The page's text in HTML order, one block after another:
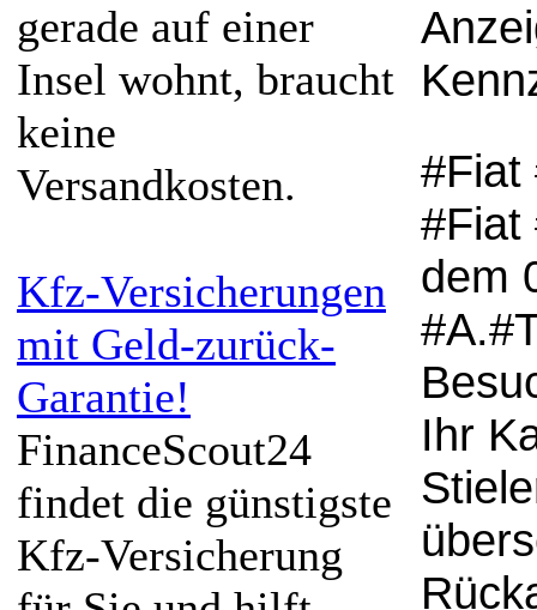
gerade auf einer
Insel wohnt, braucht
keine
Versandkosten.
Kfz-Versicherungen
mit Geld-zurück-
Garantie!
FinanceScout24
findet die günstigste
Kfz-Versicherung
#Fiat
#Fiat
dem
Ihr